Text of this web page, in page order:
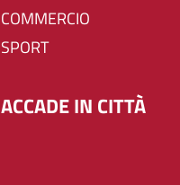
COMMERCIO
SPORT
ACCADE IN CITTÀ